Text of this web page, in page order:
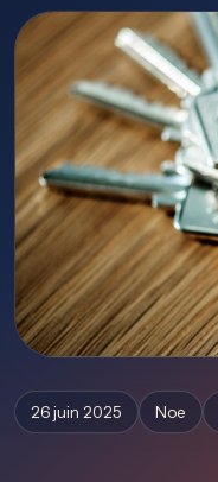
26 juin 2025 Noe